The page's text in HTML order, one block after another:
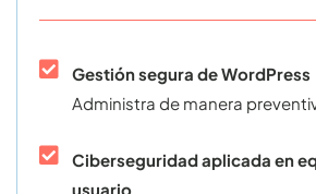
Gestión segura de WordPress
Administra de manera
Ciberseguridad aplicada en
usuario